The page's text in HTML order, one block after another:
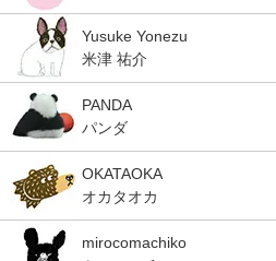
Yusuke Yonezu
米津 祐介
PANDA
パンダ
OKATAOKA
オカタオカ
mirocomachiko